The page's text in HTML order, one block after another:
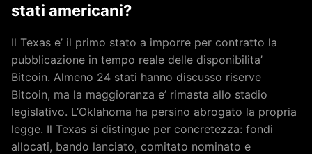
stati americani?
Il Texas e’ il primo stato a imporre per contratto la
pubblicazione in tempo reale delle disponibilita’
Bitcoin. Almeno 24 stati hanno discusso riserve
Bitcoin, ma la maggioranza e’ rimasta allo stadio
legislativo. L’Oklahoma ha persino abrogato la propria
legge. Il Texas si distingue per concretezza: fondi
allocati, bando lanciato, comitato nominato e